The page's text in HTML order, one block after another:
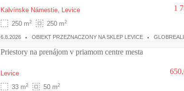
Kalvínske Námestie,
Levice
250 m2 250 m2
1
6.8.2026 OBIEKT PRZEZNACZONY NA SKLEP LEVICE
Priestory na prenájom v priamom centre mesta
Levice
33 m2 50 m2